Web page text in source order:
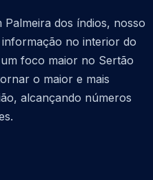
Palmeira dos índios, nosso
no interior do
foco maior no Sertão
o maior e mais
alcançando números